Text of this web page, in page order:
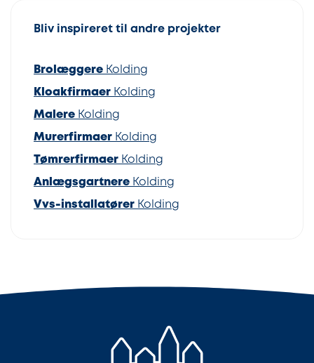
Bliv inspireret til andre projekter
Brolæggere Kolding
Kloakfirmaer Kolding
Malere Kolding
Murerfirmaer Kolding
Tømrerfirmaer Kolding
Anlægsgartnere Kolding
Vvs-installatører Kolding